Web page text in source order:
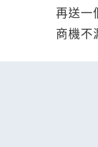
再送一
商機不